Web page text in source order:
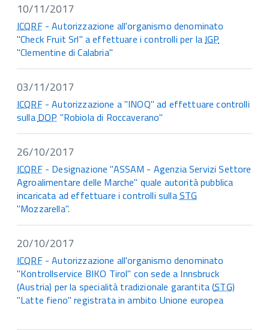
10/11/2017
ICQRF- Autorizzazione all'organismo denominato
"Check Fruit Srl" a effettuare i controlli per laIGP
"Clementine di Calabria"
03/11/2017
ICQRF- Autorizzazione a "INOQ" ad effettuare controlli
sullaDOP "Robiola di Roccaverano"
26/10/2017
ICQRF- Designazione "ASSAM - Agenzia Servizi Settore
Agroalimentare delle Marche" quale autorità pubblica
incaricata ad effettuare i controlli sullaSTG
"Mozzarella".
20/10/2017
ICQRF- Autorizzazione all'organismo denominato
"Kontrollservice BIKO Tirol" con sede a Innsbruck
(Austria) per la specialità tradizionale garantita (STG)
"Latte fieno" registrata in ambito Unione europea